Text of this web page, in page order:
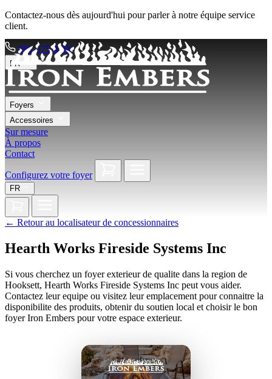
Contactez-nous dès aujourd'hui pour parler à notre équipe service
client.
888-575-4766
FR
Foyers
Accessoires
Sur mesure
À propos
Contact
Configurez votre foyer
FR
← Retour au localisateur de concessionnaires
Hearth Works Fireside Systems Inc
Si vous cherchez un foyer exterieur de qualite dans la region de
Hooksett, Hearth Works Fireside Systems Inc peut vous aider.
Contactez leur equipe ou visitez leur emplacement pour connaitre la
disponibilite des produits, obtenir du soutien local et choisir le bon
foyer Iron Embers pour votre espace exterieur.